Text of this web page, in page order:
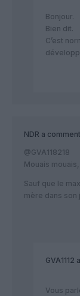
Bonjour.
Bien dit.
C’est
NDR a
@GVA118218
Mouais
Sauf que le
mère dans son
GVA1112
Vous